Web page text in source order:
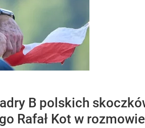
B polskich
Rafał Kot w